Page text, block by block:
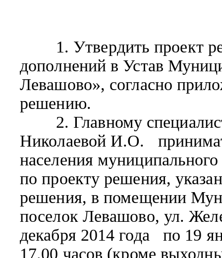
1. Утвердить проект
дополнений в Устав
Левашово», согласно
решению.
2. Главному
Николаевой И.О.
населения
по проекту решения,
решения, в помещении
поселок Левашово, ул.
декабря 2014 года по 19
17.00 часов (кроме